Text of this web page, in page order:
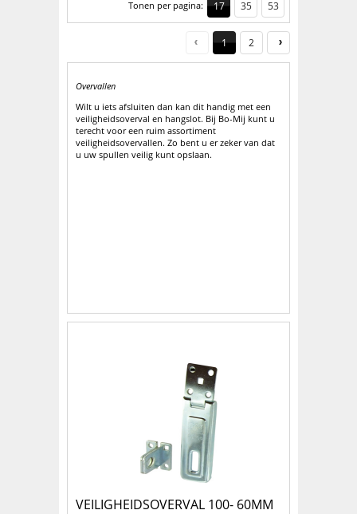
Tonen per pagina: 17 35 53
1 2
Overvallen
Wilt u iets afsluiten dan kan dit handig met een
veiligheidsoverval en hangslot. Bij Bo-Mij kunt u
terecht voor een ruim assortiment
veiligheidsovervallen. Zo bent u er zeker van dat
u uw spullen veilig kunt opslaan.
VEILIGHEIDSOVERVAL 100- 60MM